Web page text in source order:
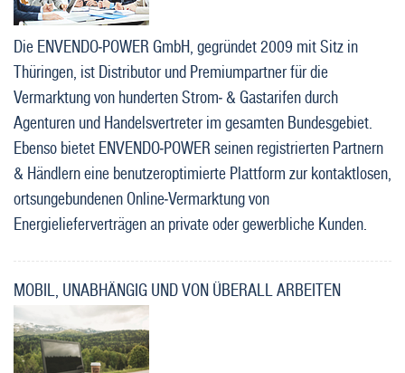
Die ENVENDO-POWER GmbH, gegründet 2009 mit Sitz in
Thüringen, ist Distributor und Premiumpartner für die
Vermarktung von hunderten Strom- & Gastarifen durch
Agenturen und Handelsvertreter im gesamten Bundesgebiet.
Ebenso bietet ENVENDO-POWER seinen registrierten Partnern
& Händlern eine benutzeroptimierte Plattform zur kontaktlosen,
ortsungebundenen Online-Vermarktung von
Energielieferverträgen an private oder gewerbliche Kunden.
MOBIL, UNABHÄNGIG UND VON ÜBERALL ARBEITEN